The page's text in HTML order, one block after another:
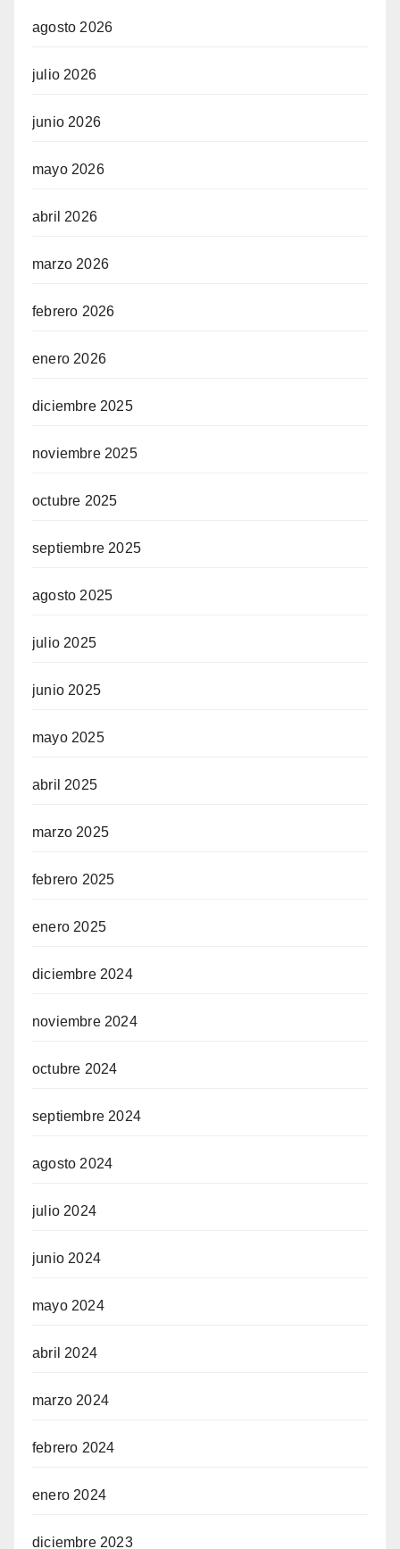
agosto 2026
julio 2026
junio 2026
mayo 2026
abril 2026
marzo 2026
febrero 2026
enero 2026
diciembre 2025
noviembre 2025
octubre 2025
septiembre 2025
agosto 2025
julio 2025
junio 2025
mayo 2025
abril 2025
marzo 2025
febrero 2025
enero 2025
diciembre 2024
noviembre 2024
octubre 2024
septiembre 2024
agosto 2024
julio 2024
junio 2024
mayo 2024
abril 2024
marzo 2024
febrero 2024
enero 2024
diciembre 2023